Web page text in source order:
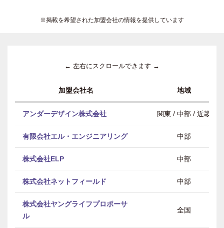
※掲載を希望された加盟会社の情報を提供しています
← 左右にスクロールできます →
加盟会社名 地域
アンダーデザイン株式会社 関東 / 中部 / 近畿
有限会社エル・エンジニアリング 中部
株式会社ELP 中部
株式会社ネットフィールド 中部
株式会社ヤングライフプロポーサ
ル
全国